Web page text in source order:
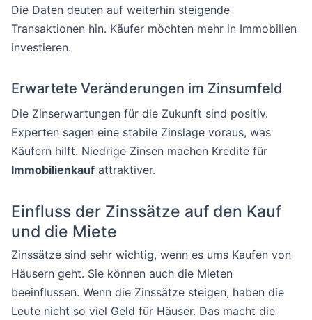
Die Daten deuten auf weiterhin steigende
Transaktionen hin. Käufer möchten mehr in Immobilien
investieren.
Erwartete Veränderungen im Zinsumfeld
Die Zinserwartungen für die Zukunft sind positiv.
Experten sagen eine stabile Zinslage voraus, was
Käufern hilft. Niedrige Zinsen machen Kredite für
Immobilienkauf attraktiver.
Einfluss der Zinssätze auf den Kauf
und die Miete
Zinssätze sind sehr wichtig, wenn es ums Kaufen von
Häusern geht. Sie können auch die Mieten
beeinflussen. Wenn die Zinssätze steigen, haben die
Leute nicht so viel Geld für Häuser. Das macht die